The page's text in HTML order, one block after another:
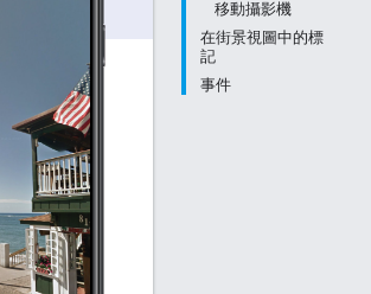
移動攝影機
在街景視圖中的標
記
事件